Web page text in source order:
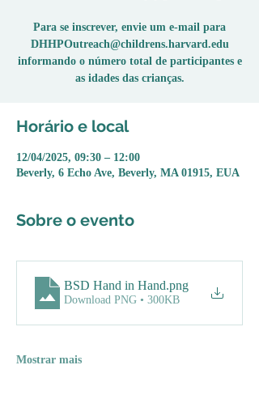
Para se inscrever, envie um e-mail para
DHHPOutreach@childrens.harvard.edu
informando o número total de participantes e
as idades das crianças.
Horário e local
12/04/2025, 09:30 – 12:00
Beverly, 6 Echo Ave, Beverly, MA 01915, EUA
Sobre o evento
BSD Hand in Hand.png
Download PNG • 300KB
Mostrar mais